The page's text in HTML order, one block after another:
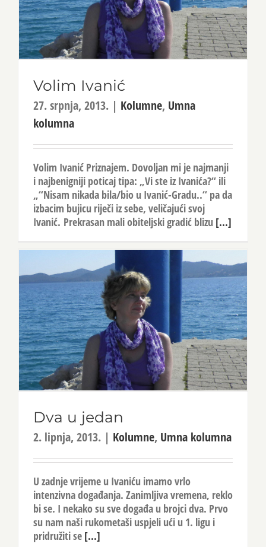
Volim Ivanić
27. srpnja, 2013. | Kolumne, Umna
kolumna
Volim Ivanić Priznajem. Dovoljan mi je najmanji
i najbenigniji poticaj tipa: „Vi ste iz Ivanića?“ ili
„“Nisam nikada bila/bio u Ivanić-Gradu..“ pa da
izbacim bujicu riječi iz sebe, veličajući svoj
Ivanić. Prekrasan mali obiteljski gradić blizu [...]
Dva u jedan
2. lipnja, 2013. | Kolumne, Umna kolumna
U zadnje vrijeme u Ivaniću imamo vrlo
intenzivna događanja. Zanimljiva vremena, reklo
bi se. I nekako su sve događa u brojci dva. Prvo
su nam naši rukometaši uspjeli ući u 1. ligu i
pridružiti se [...]